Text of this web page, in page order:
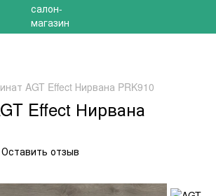
AGT Effect Нирвана PRK910
Effect Нирвана
Оставить отзыв